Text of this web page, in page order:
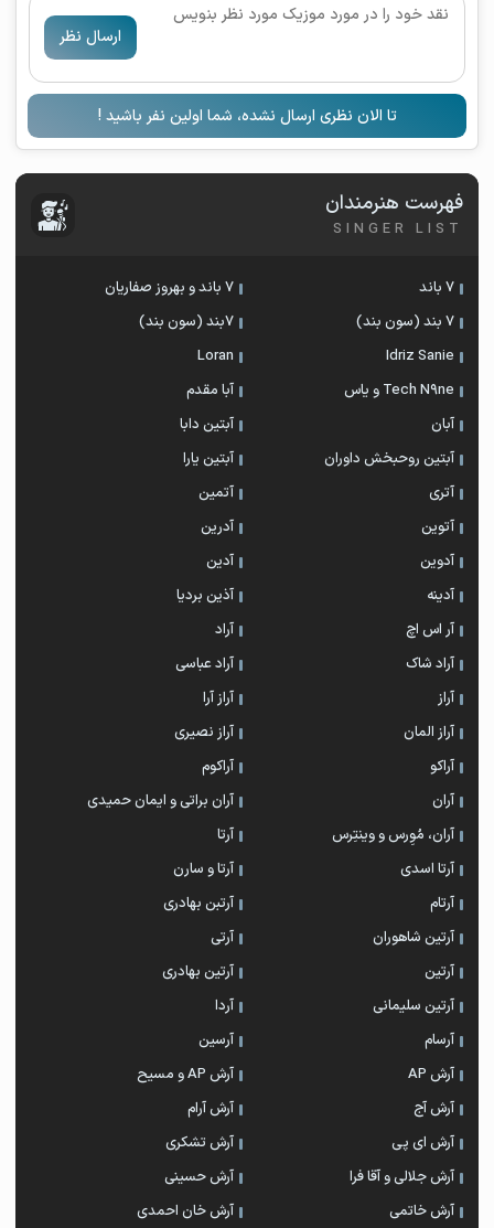
ارسال نظر
تا الان نظری ارسال نشده، شما اولین نفر باشید !
فهرست هنرمندان
SINGER LIST
7 باند
7 باند و بهروز صفاریان
7 بند (سون بند)
۷بند (سون بند)
Idriz Sanie
Loran
Tech N9ne و یاس
آبا مقدم
آبان
آبتین دابا
آبتین روحبخش داوران
آبتین یارا
آتری
آتمین
آتوین
آدرین
آدوین
آدین
آدینه
آذین بردیا
آر اس اچ
آراد
آراد شاک
آراد عباسی
آراز
آراز آرا
آراز المان
آراز نصیری
آراکو
آراکوم
آران
آران براتی و ایمان حمیدی
آران، مُوِرس و وینتِرس
آرتا
آرتا اسدی
آرتا و سارن
آرتام
آرتبن بهادری
آرتين شاهوران
آرتی
آرتین
آرتین بهادری
آرتین سلیمانی
آردا
آرسام
آرسین
آرش AP
آرش AP و مسیح
آرش آج
آرش آرام
آرش ای پی
آرش تشکری
آرش جلالی و آقا فرا
آرش حسینی
آرش خاتمی
آرش خان احمدی